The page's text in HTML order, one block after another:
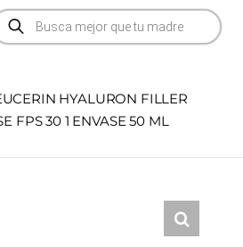
HYALURON FILLER
FPS 30 1 ENVASE 50 ML